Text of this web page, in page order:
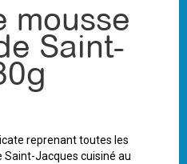
mousse
Saint-
reprenant toutes les
Jacques cuisiné au